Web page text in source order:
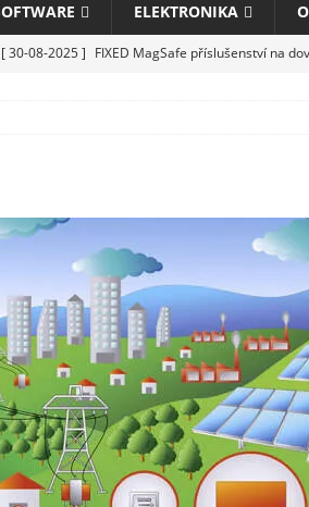
ELEKTRONIKA
[ 30-08-2025 ] FIXED MagSafe příslušenství na
C5100 a 6100
[ 09-05-2025 ]
Domácí pec na pizzu Cuisinart
OSTATNÍ
[ 06-05-2025 ] Blockchain a růst krypto kasin: Co
SOFTWARE